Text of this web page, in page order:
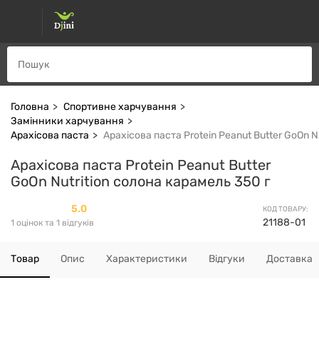
Головна
Спортивне харчування
Замінники харчування
Арахісова паста
Арахісова паста Protein Peanut Butter GoOn
Арахісова паста Protein Peanut Butter
GoOn Nutrition солона карамель 350 г
КОД ТОВАРУ:
21188-01
5.0
1 оцінок та 1 відгуків
Товар Опис Характеристики Відгуки Доставка